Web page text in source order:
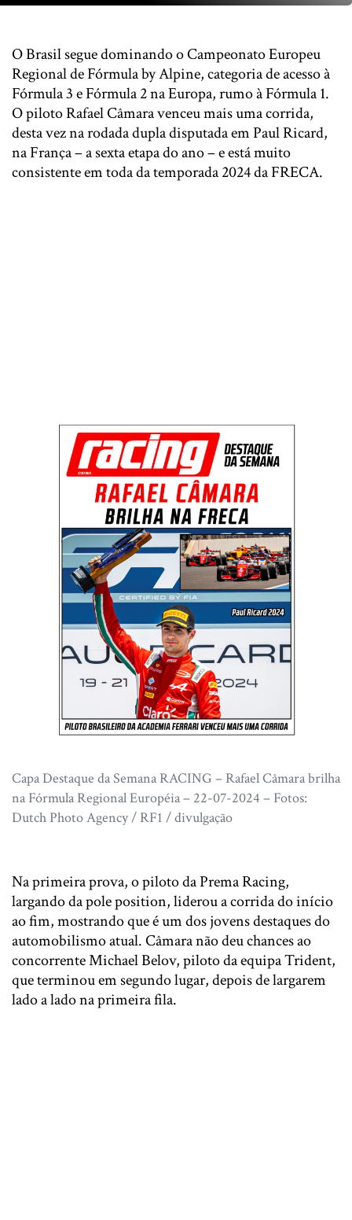
O Brasil segue dominando o Campeonato Europeu
Regional de Fórmula by Alpine, categoria de acesso à
Fórmula 3 e Fórmula 2 na Europa, rumo à Fórmula 1.
O piloto Rafael Câmara venceu mais uma corrida,
desta vez na rodada dupla disputada em Paul Ricard,
na França – a sexta etapa do ano – e está muito
consistente em toda da temporada 2024 da FRECA.
Capa Destaque da Semana RACING – Rafael Câmara brilha
na Fórmula Regional Européia – 22-07-2024 – Fotos:
Dutch Photo Agency / RF1 / divulgação
Na primeira prova, o piloto da Prema Racing,
largando da pole position, liderou a corrida do início
ao fim, mostrando que é um dos jovens destaques do
automobilismo atual. Câmara não deu chances ao
concorrente Michael Belov, piloto da equipa Trident,
que terminou em segundo lugar, depois de largarem
lado a lado na primeira fila.